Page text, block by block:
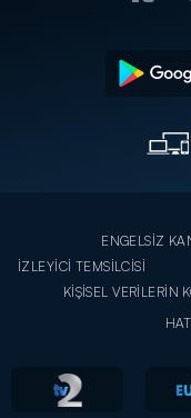
ENGELSİZ
İZLEYİCİ TEMSİLCİSİ
KİŞİSEL VERİLERİN